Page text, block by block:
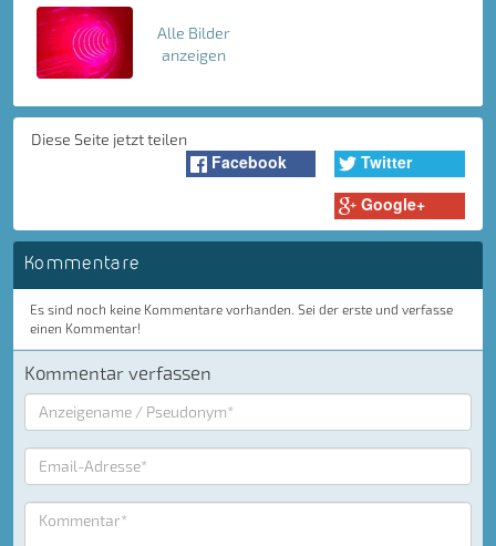
Alle Bilder
anzeigen
Diese Seite jetzt teilen
Facebook
Twitter
Google+
Kommentare
Es sind noch keine Kommentare vorhanden. Sei der erste und verfasse
einen Kommentar!
Kommentar verfassen